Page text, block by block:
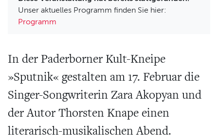
Über uns
Verein und Förderung
Pool 1000
Haus Münsterberg
Publikationen
KARTEN
Unser aktuelles Programm finden Sie hier:
Programm
In der Paderborner Kult-Kneipe
»Sputnik« gestalten am 17. Februar die
Singer-Songwriterin Zara Akopyan und
der Autor Thorsten Knape einen
literarisch-musikalischen Abend.